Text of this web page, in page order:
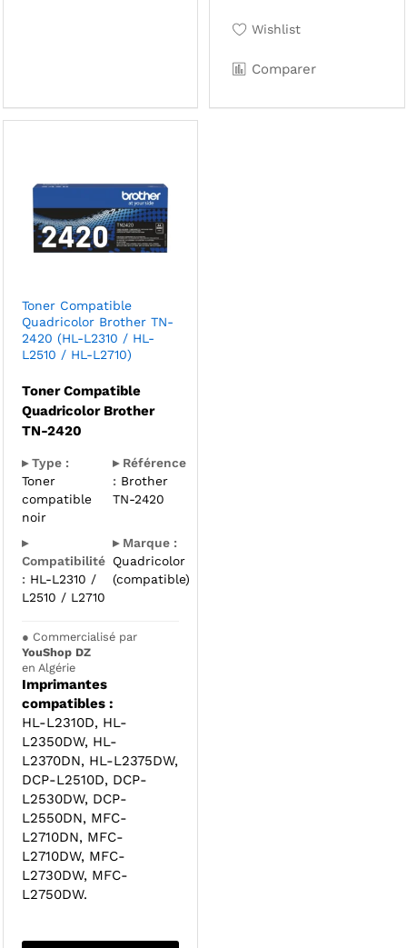
Wishlist
Comparer
Toner Compatible
Quadricolor Brother TN-
2420 (HL-L2310 / HL-
L2510 / HL-L2710)
Toner Compatible
Quadricolor Brother
TN-2420
▸ Type :
Toner
compatible
noir
▸ Référence
: Brother
TN-2420
▸
Compatibilité
: HL-L2310 /
L2510 / L2710
▸ Marque :
Quadricolor
(compatible)
● Commercialisé par
YouShop DZ
en Algérie
Imprimantes
compatibles :
HL-L2310D, HL-
L2350DW, HL-
L2370DN, HL-L2375DW,
DCP-L2510D, DCP-
L2530DW, DCP-
L2550DN, MFC-
L2710DN, MFC-
L2710DW, MFC-
L2730DW, MFC-
L2750DW.